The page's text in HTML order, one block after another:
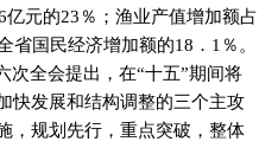
亿元的23 ％；渔业产值增加额占
省国民经济增加额的18 ． 1 ％。
次全会提出，在“十五”期间将
快发展和结构调整的三个主攻
，规划先行，重点突破，整体